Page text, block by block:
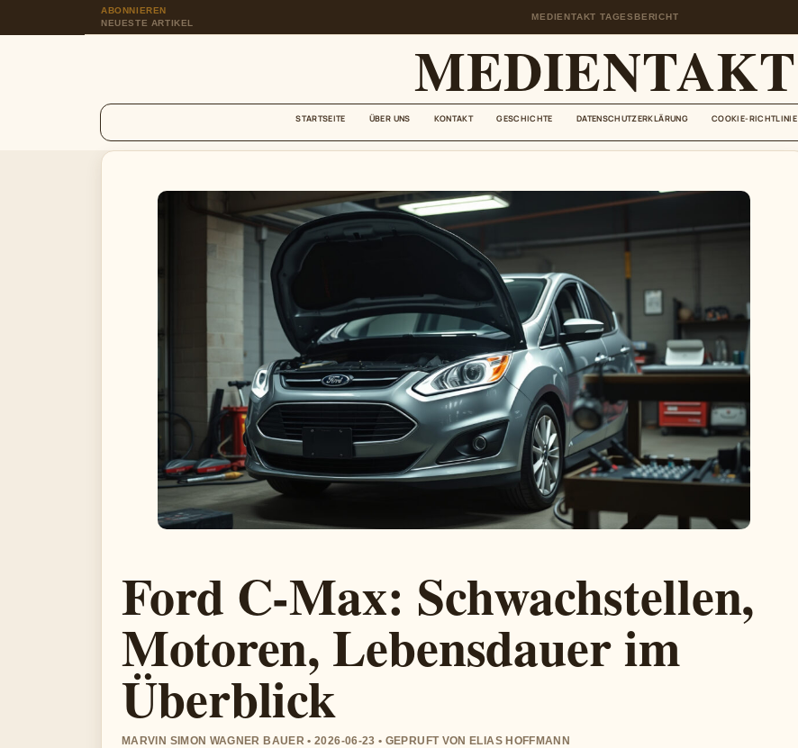
ABONNIEREN
NEUESTE ARTIKEL
MEDIENTAKT TAGESBERICHT
MEDIENTAKT
STARTSEITE ÜBER UNS KONTAKT GESCHICHTE DATENSCHUTZERKLÄRUNG COOKIE-RICHTLINIE
Ford C-Max: Schwachstellen,
Motoren, Lebensdauer im
Überblick
MARVIN SIMON WAGNER BAUER • 2026-06-23 • GEPRUFT VON ELIAS HOFFMANN